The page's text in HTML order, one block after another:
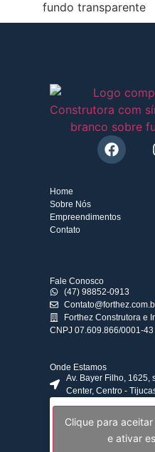
Home
Sobre Nós
Empreendimentos
Contato
Fale Conosco
(47) 98852-0913
Forthez Construtora e
CNPJ 07.609.866/0001-43
Onde Estamos
Av. Bayer Filho, 1625,
Center, Centro -
Clique para
e ativar